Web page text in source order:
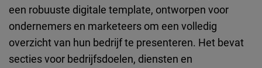
een robuuste digitale template, ontworpen voor
ondernemers en marketeers om een volledig
overzicht van hun bedrijf te presenteren. Het bevat
secties voor bedrijfsdoelen, diensten en